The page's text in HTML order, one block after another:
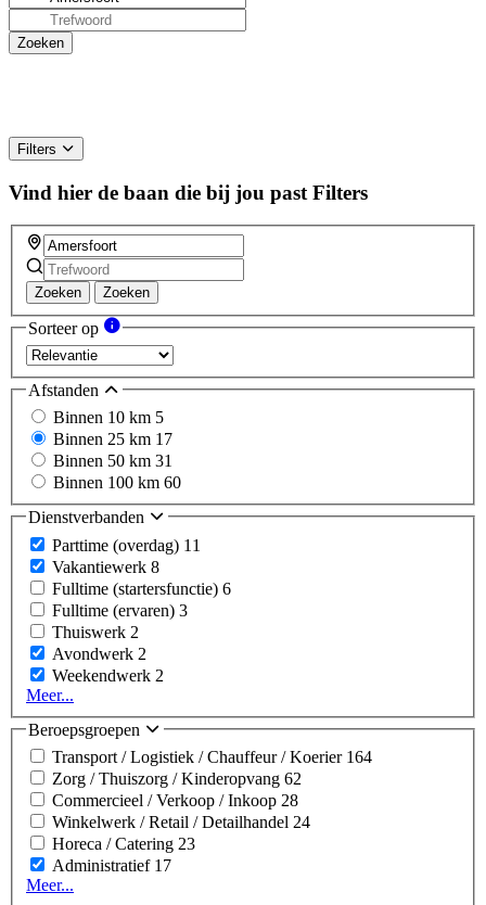
Filters
Vind hier de baan die bij jou past Filters
Zoeken Zoeken
Sorteer op
Afstanden
Binnen 10 km 5
Binnen 25 km 17
Binnen 50 km 31
Binnen 100 km 60
Dienstverbanden
Parttime (overdag) 11
Vakantiewerk 8
Fulltime (startersfunctie) 6
Fulltime (ervaren) 3
Thuiswerk 2
Avondwerk 2
Weekendwerk 2
Meer...
Beroepsgroepen
Transport / Logistiek / Chauffeur / Koerier 164
Zorg / Thuiszorg / Kinderopvang 62
Commercieel / Verkoop / Inkoop 28
Winkelwerk / Retail / Detailhandel 24
Horeca / Catering 23
Administratief 17
Meer...